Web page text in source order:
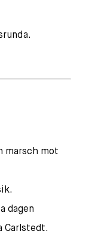
marsch mot
dagen
Carlstedt.